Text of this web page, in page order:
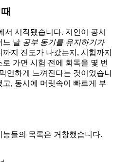
서 시작됐습니다. 지인이 공시
느 날 공부 동기를 유지하기가
지 진도가 나갔는지, 시험까지
가면 시험 전에 회독을 몇 번
연하게 느껴진다는 것이었습니
, 동시에 머릿속이 빠르게 부
들의 목록은 거창했습니다.